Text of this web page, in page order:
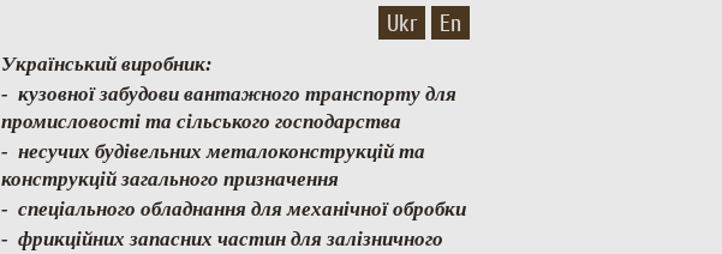
Український виробник:
- кузовної забудови вантажного транспорту для
промисловості та сільського господарства
- несучих будівельних металоконструкцій та
конструкцій загального призначення
- спеціального обладнання для механічної обробки
- фрикційних запасних частин для залізничного
Ukr En